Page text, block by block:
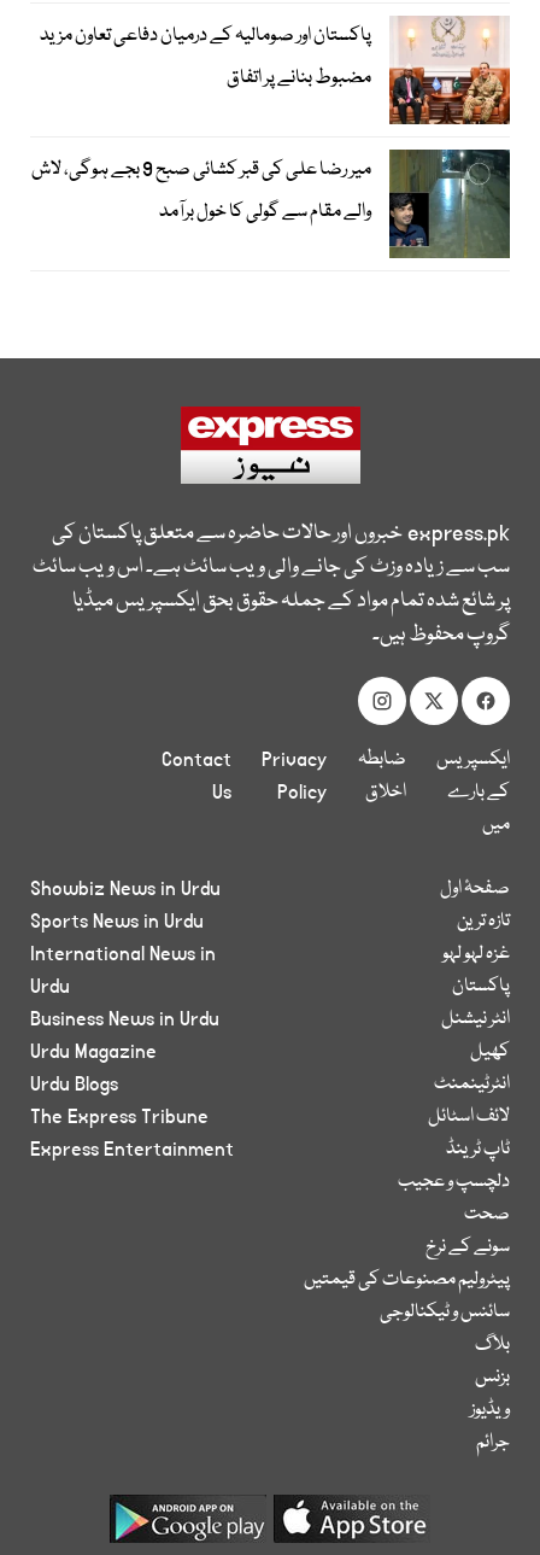
پاکستان اور صومالیہ کے درمیان دفاعی تعاون مزید
مضبوط بنانے پر اتفاق
میر رضا علی کی قبر کشائی صبح 9 بجے ہوگی، لاش
والے مقام سے گولی کا خول برآمد
express.pkخبروں اور حالات حاضرہ سے متعلق پاکستان کی
سب سے زیادہ وزٹ کی جانے والی ویب سائٹ ہے۔ اس ویب سائٹ
پر شائع شدہ تمام مواد کے جملہ حقوق بحق ایکسپریس میڈیا
گروپ محفوظ ہیں۔
ایکسپریس
کے بارے
میں
ضابطہ
اخلاق
Privacy
Policy
Contact
Us
صفحۂ اول
تازہ ترین
غزہ لہو لہو
پاکستان
انٹر نیشنل
کھیل
انٹرٹینمنٹ
لائف اسٹائل
ٹاپ ٹرینڈ
دلچسپ و عجیب
صحت
سونے کے نرخ
پیٹرولیم مصنوعات کی قیمتیں
سائنس و ٹیکنالوجی
بلاگ
بزنس
ویڈیوز
جرائم
Showbiz News in Urdu
Sports News in Urdu
International News in
Urdu
Business News in Urdu
Urdu Magazine
Urdu Blogs
The Express Tribune
Express Entertainment